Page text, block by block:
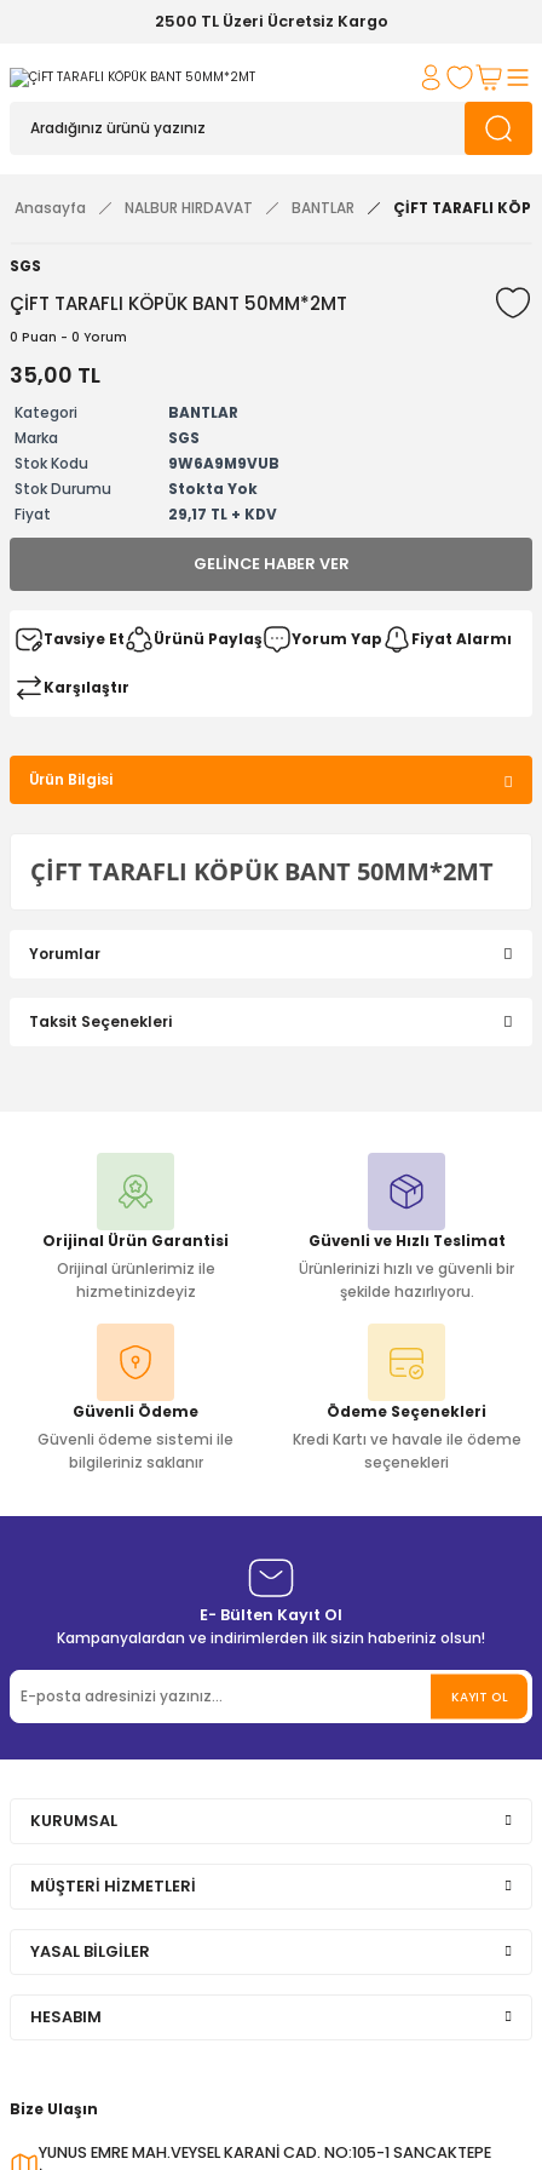
2500 TL Üzeri Ücretsiz Kargo
Anasayfa NALBUR HIRDAVAT BANTLAR ÇİFT TARAFLI
SGS
ÇİFT TARAFLI KÖPÜK BANT 50MM*2MT
0 Puan - 0 Yorum
35,00 TL
Kategori
BANTLAR
Marka
SGS
Stok Kodu
9W6A9M9VUB
Stok Durumu
Stokta Yok
Fiyat
29,17 TL + KDV
GELINCE HABER VER
Tavsiye Et Ürünü Paylaş Yorum Yap Fiyat Alarmı
Karşılaştır
Ürün Bilgisi
ÇİFT TARAFLI KÖPÜK BANT 50MM*2MT
Yorumlar
Taksit Seçenekleri
Orijinal Ürün Garantisi
Orijinal ürünlerimiz ile
hizmetinizdeyiz
Güvenli ve Hızlı Teslimat
Ürünlerinizi hızlı ve güvenli bir
şekilde hazırlıyoru.
Güvenli Ödeme
Güvenli ödeme sistemi ile
bilgileriniz saklanır
Ödeme Seçenekleri
Kredi Kartı ve havale ile ödeme
seçenekleri
E- Bülten Kayıt Ol
Kampanyalardan ve indirimlerden ilk sizin haberiniz olsun!
KAYIT OL
Bize Ulaşın
YUNUS EMRE MAH.VEYSEL KARANİ CAD. NO:105-1 SANCAKTEPE
KURUMSAL
MÜŞTERİ HİZMETLERİ
YASAL BİLGİLER
HESABIM